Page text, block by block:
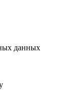
данных